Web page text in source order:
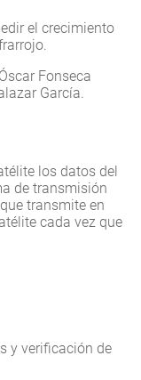
el crecimiento
Fonseca
García.
los datos del
de transmisión
transmite en
cada vez que
y verificación de